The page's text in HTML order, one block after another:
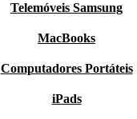
Telemóveis Samsung
MacBooks
Computadores Portáteis
iPads